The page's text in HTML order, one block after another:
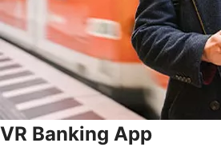
VR Banking App